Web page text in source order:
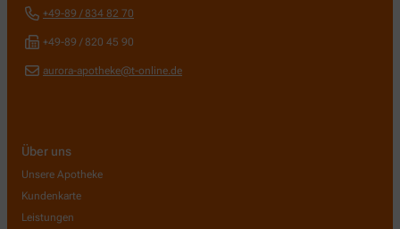
+49-89 / 834 82 70
+49-89 / 820 45 90
aurora-apotheke@t-online.de
Über uns
Unsere Apotheke
Kundenkarte
Leistungen